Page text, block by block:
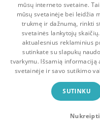
Pradinis Krepšelis
Bookswap
Mainykis
Uždaryti
mūsų interneto svetaine.
mūsų svetainėje bei leidžia
trukmę ir dažnumą, rinkti
svetainės lankytojų
aktualesnius reklaminius
sutinkate su slapukų
tvarkymu. Išsamią
svetainėje ir savo sutikimo
SUTINKU